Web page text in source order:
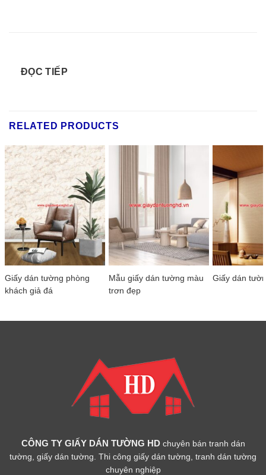
ĐỌC TIẾP
RELATED PRODUCTS
Giấy dán tường phòng
khách giả đá
Mẫu giấy dán tường màu
trơn đẹp
Giấy dán
CÔNG TY GIẤY DÁN TƯỜNG HD chuyên bán tranh dán
tường, giấy dán tường. Thi công giấy dán tường, tranh dán tường
chuyên nghiệp